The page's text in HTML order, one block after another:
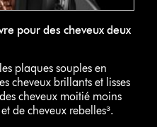
pour des cheveux deux
plaques souples en
cheveux brillants et lisses
cheveux moitié moins
de cheveux rebelles³.